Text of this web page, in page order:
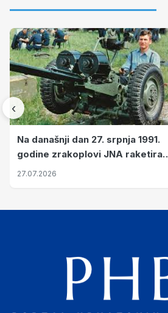
‹
Na današnji dan 27. srpnja 1991.
godine zrakoplovi JNA raketirali
su vojarnu i obučni centar "Nikola
27.07.2026